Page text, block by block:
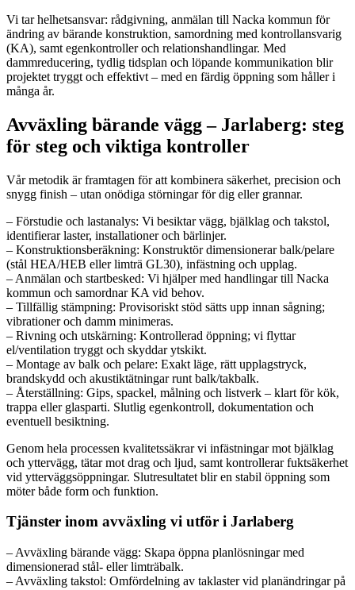
Vi tar helhetsansvar: rådgivning, anmälan till Nacka kommun för
ändring av bärande konstruktion, samordning med kontrollansvarig
(KA), samt egenkontroller och relationshandlingar. Med
dammreducering, tydlig tidsplan och löpande kommunikation blir
projektet tryggt och effektivt – med en färdig öppning som håller i
många år.
Avväxling bärande vägg – Jarlaberg: steg
för steg och viktiga kontroller
Vår metodik är framtagen för att kombinera säkerhet, precision och
snygg finish – utan onödiga störningar för dig eller grannar.
– Förstudie och lastanalys: Vi besiktar vägg, bjälklag och takstol,
identifierar laster, installationer och bärlinjer.
– Konstruktionsberäkning: Konstruktör dimensionerar balk/pelare
(stål HEA/HEB eller limträ GL30), infästning och upplag.
– Anmälan och startbesked: Vi hjälper med handlingar till Nacka
kommun och samordnar KA vid behov.
– Tillfällig stämpning: Provisoriskt stöd sätts upp innan sågning;
vibrationer och damm minimeras.
– Rivning och utskärning: Kontrollerad öppning; vi flyttar
el/ventilation tryggt och skyddar ytskikt.
– Montage av balk och pelare: Exakt läge, rätt upplagstryck,
brandskydd och akustiktätningar runt balk/takbalk.
– Återställning: Gips, spackel, målning och listverk – klart för kök,
trappa eller glasparti. Slutlig egenkontroll, dokumentation och
eventuell besiktning.
Genom hela processen kvalitetssäkrar vi infästningar mot bjälklag
och yttervägg, tätar mot drag och ljud, samt kontrollerar fuktsäkerhet
vid ytterväggsöppningar. Slutresultatet blir en stabil öppning som
möter både form och funktion.
Tjänster inom avväxling vi utför i Jarlaberg
– Avväxling bärande vägg: Skapa öppna planlösningar med
dimensionerad stål- eller limträbalk.
– Avväxling takstol: Omfördelning av taklaster vid planändringar på